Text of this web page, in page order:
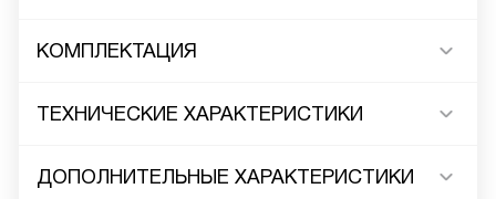
КОМПЛЕКТАЦИЯ
ТЕХНИЧЕСКИЕ ХАРАКТЕРИСТИКИ
ДОПОЛНИТЕЛЬНЫЕ ХАРАКТЕРИСТИКИ